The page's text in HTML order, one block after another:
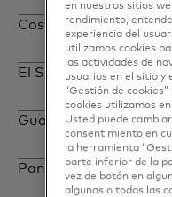
Costa Rica
El Salvador
Guatemala
Panamá
en nuestros sitios
rendimiento,
experiencia del
utilizamos cookies
las actividades de
usuarios en el sitio y
“Gestión de
cookies utilizamos
Usted puede
consentimiento en
la herramienta
parte inferior de la
vez de botón en
algunas o todas las